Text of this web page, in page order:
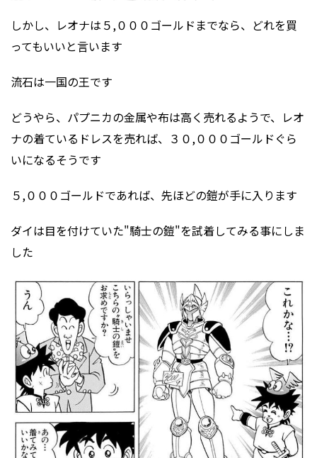
しかし、レオナは５,０００ゴールドまでなら、どれを買
ってもいいと言います
流石は一国の王です
どうやら、パプニカの金属や布は高く売れるようで、レオ
ナの着ているドレスを売れば、３０,０００ゴールドぐら
いになるそうです
５,０００ゴールドであれば、先ほどの鎧が手に入ります
ダイは目を付けていた"騎士の鎧"を試着してみる事にしま
した